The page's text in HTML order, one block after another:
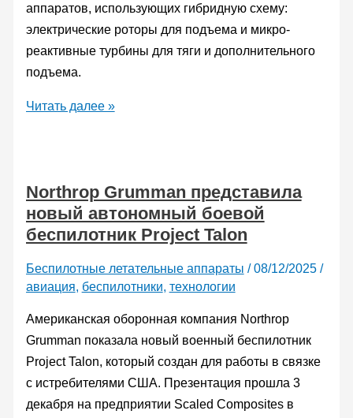
аппаратов, использующих гибридную схему:
электрические роторы для подъема и микро-
реактивные турбины для тяги и дополнительного
подъема.
Сверхтяжелый
выполнил
первый
полет
Читать далее »
Northrop Grumman представила
новый автономный боевой
беспилотник Project Talon
Беспилотные летательные аппараты /08/12/2025 /
авиация, беспилотники, технологии
Американская оборонная компания Northrop
Grumman показала новый военный беспилотник
Project Talon, который создан для работы в связке
с истребителями США. Презентация прошла 3
декабря на предприятии Scaled Composites в